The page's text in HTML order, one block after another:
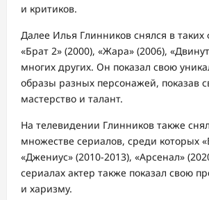
и критиков.
Далее Илья Глинников снялся в таких
«Брат 2» (2000), «Жара» (2006),
многих других. Он показал свою
образы разных персонажей, показав
мастерство и талант.
На телевидении Глинников также
множестве сериалов, среди которых
«Джениус» (2010-2013), «Арсенал»
сериалах актер также показал свою
и харизму.